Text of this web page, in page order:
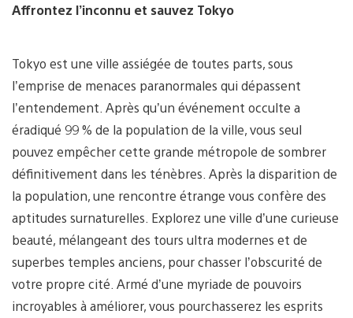
Affrontez l’inconnu et sauvez Tokyo
Tokyo est une ville assiégée de toutes parts, sous
l’emprise de menaces paranormales qui dépassent
l’entendement. Après qu’un événement occulte a
éradiqué 99 % de la population de la ville, vous seul
pouvez empêcher cette grande métropole de sombrer
définitivement dans les ténèbres. Après la disparition de
la population, une rencontre étrange vous confère des
aptitudes surnaturelles. Explorez une ville d’une curieuse
beauté, mélangeant des tours ultra modernes et de
superbes temples anciens, pour chasser l’obscurité de
votre propre cité. Armé d’une myriade de pouvoirs
incroyables à améliorer, vous pourchasserez les esprits